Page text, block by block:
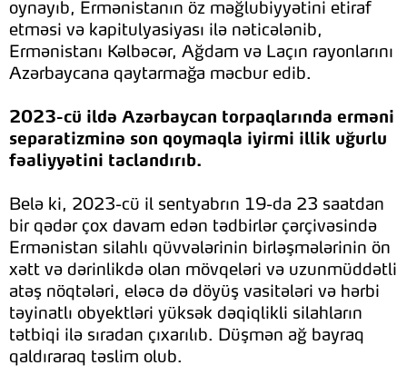
oynayıb, Ermənistanın öz məğlubiyyətini etiraf
etməsi və kapitulyasiyası ilə nəticələnib,
Ermənistanı Kəlbəcər, Ağdam və Laçın rayonlarını
Azərbaycana qaytarmağa məcbur edib.
2023-cü ildə Azərbaycan torpaqlarında erməni
separatizminə son qoymaqla iyirmi illik uğurlu
fəaliyyətini taclandırıb.
Belə ki, 2023-cü il sentyabrın 19-da 23 saatdan
bir qədər çox davam edən tədbirlər çərçivəsində
Ermənistan silahlı qüvvələrinin birləşmələrinin ön
xətt və dərinlikdə olan mövqeləri və uzunmüddətli
atəş nöqtələri, eləcə də döyüş vasitələri və hərbi
təyinatlı obyektləri yüksək dəqiqlikli silahların
tətbiqi ilə sıradan çıxarılıb. Düşmən ağ bayraq
qaldıraraq təslim olub.